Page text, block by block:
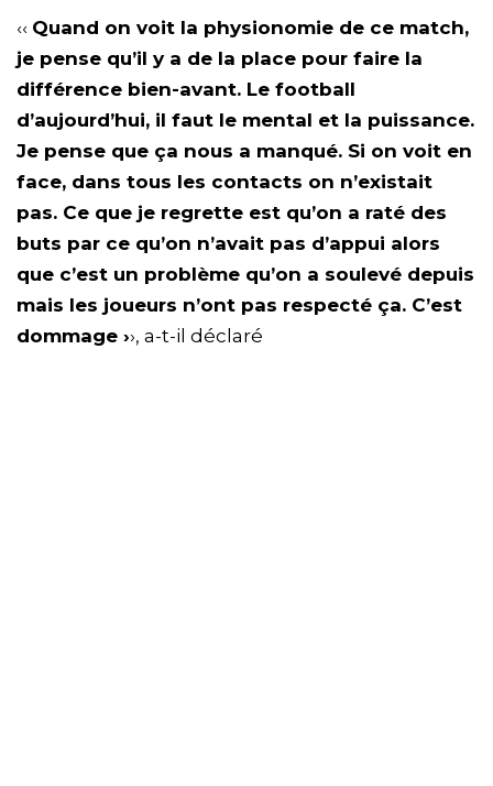
‹‹ Quand on voit la physionomie de ce match,
je pense qu’il y a de la place pour faire la
différence bien-avant. Le football
d’aujourd’hui, il faut le mental et la puissance.
Je pense que ça nous a manqué. Si on voit en
face, dans tous les contacts on n’existait
pas. Ce que je regrette est qu’on a raté des
buts par ce qu’on n’avait pas d’appui alors
que c’est un problème qu’on a soulevé depuis
mais les joueurs n’ont pas respecté ça. C’est
dommage ››, a-t-il déclaré